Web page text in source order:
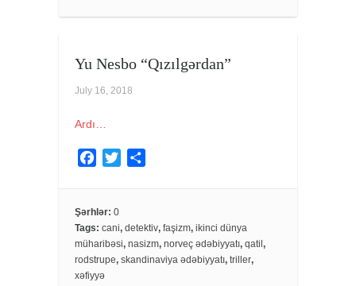
Yu Nesbo “Qızılgərdan”
July 16, 2018
Ardı…
e
b
o
o
t
e
r
e
Şərhlər: 0
Tags: cani, detektiv, faşizm, ikinci dünya
müharibəsi, nasizm, norveç ədəbiyyatı, qatil ,
rodstrupe, skandinaviya ədəbiyyatı, triller,
xəfiyyə